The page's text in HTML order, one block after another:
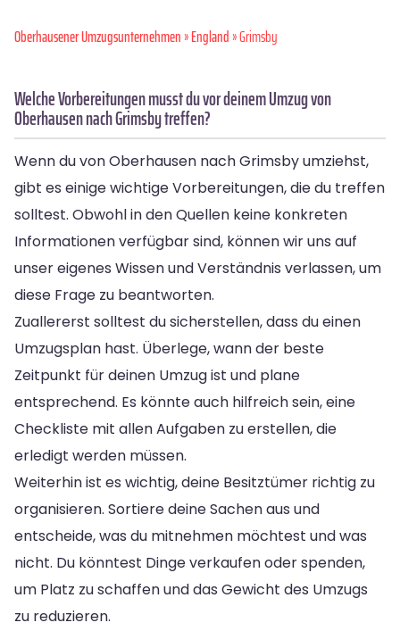
Oberhausener Umzugsunternehmen»England» Grimsby
Welche Vorbereitungen musst du vor deinem Umzug von
Oberhausen nach Grimsby treffen?
Wenn du von Oberhausen nach Grimsby umziehst,
gibt es einige wichtige Vorbereitungen, die du treffen
solltest. Obwohl in den Quellen keine konkreten
Informationen verfügbar sind, können wir uns auf
unser eigenes Wissen und Verständnis verlassen, um
diese Frage zu beantworten.
Zuallererst solltest du sicherstellen, dass du einen
Umzugsplan hast. Überlege, wann der beste
Zeitpunkt für deinen Umzug ist und plane
entsprechend. Es könnte auch hilfreich sein, eine
Checkliste mit allen Aufgaben zu erstellen, die
erledigt werden müssen.
Weiterhin ist es wichtig, deine Besitztümer richtig zu
organisieren. Sortiere deine Sachen aus und
entscheide, was du mitnehmen möchtest und was
nicht. Du könntest Dinge verkaufen oder spenden,
um Platz zu schaffen und das Gewicht des Umzugs
zu reduzieren.